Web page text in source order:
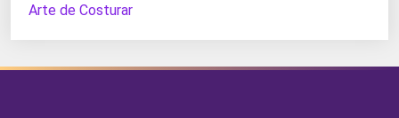
Arte de Costurar